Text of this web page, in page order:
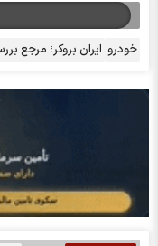
خودرو ایران بروکر؛ مرجع